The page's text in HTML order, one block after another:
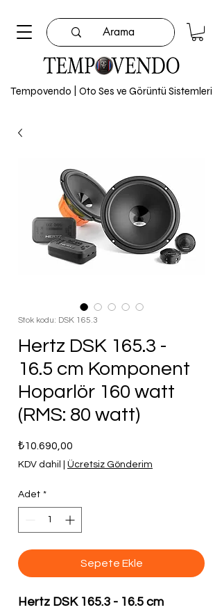
Tempovendo | Oto Ses ve Görüntü Sistemleri
Stok kodu: DSK 165.3
Hertz DSK 165.3 -
16.5 cm Komponent
Hoparlör 160 watt
(RMS: 80 watt)
₺10.690,00
KDV dahil Ücretsiz Gönderim
Adet *
Sepete Ekle
Hertz DSK 165.3 - 16.5 cm